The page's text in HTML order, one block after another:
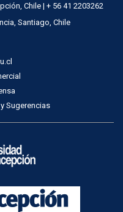
Chile | + 56 41 2203262
Santiago, Chile
Sugerencias